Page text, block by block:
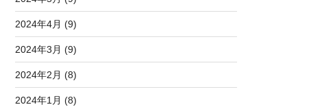
2024年4月 (9)
2024年3月 (9)
2024年2月 (8)
2024年1月 (8)